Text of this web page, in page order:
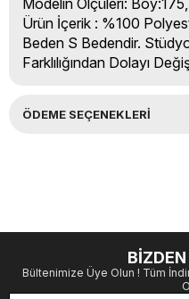
Ürün İçerik : %100
Beden S Bedendir.
Farklılığından Dolayı
ÖDEME SEÇENEKLERI
Bültenimize Üye Olun ! Tüm